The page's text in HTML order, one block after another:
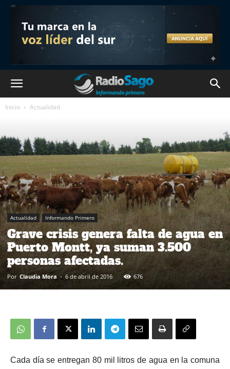
Inicio Actualidad
Actualidad Informando Primero
Grave crisis genera falta de agua en
Puerto Montt, ya suman 3.500
personas afectadas.
Por Claudia Mora - 6 de abril de 2016 676
Cada día se entregan 80 mil litros de agua en la comuna